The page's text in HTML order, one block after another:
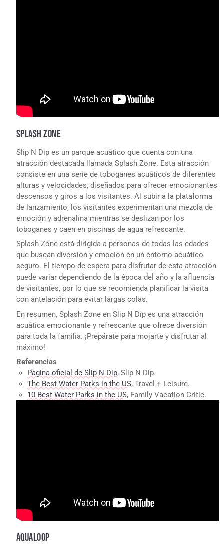
SPLASH ZONE
Slip N Dip es un parque acuático que cuenta con una
atracción destacada llamada Splash Zone. Esta atracción
consiste en una serie de toboganes acuáticos de diferentes
alturas y velocidades, diseñados para ofrecer emocionantes
descensos y giros a los visitantes. Al subir a la plataforma
de lanzamiento, los visitantes experimentan una mezcla de
emoción y adrenalina mientras se deslizan por los
toboganes y caen en piscinas de agua refrescante.
Splash Zone está dirigida a personas de todas las edades
que buscan diversión y emoción en un entorno acuático
seguro. El tiempo de espera para disfrutar de esta atracción
puede variar dependiendo de la época del año y la afluencia
de visitantes, por lo que se recomienda planificar la visita
con antelación para evitar largas colas.
En resumen, Splash Zone en Slip N Dip es una atracción
acuática emocionante y refrescante que ofrece diversión
para toda la familia. ¡Prepárate para mojarte y disfrutar al
máximo!
Referencias
Página oficial de Slip N Dip, Slip N Dip.
The Best Water Parks in the US, Travel + Leisure.
10 Best Water Parks in the US, Family Vacation Critic.
AQUALOOP